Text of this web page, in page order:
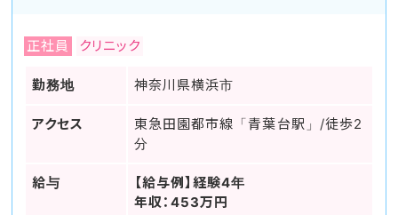
正社員 クリニック
勤務地 神奈川県横浜市
アクセス
東急田園都市線「青葉台駅」/徒歩2
分
給与
【給与例】経験4年
年収：453万円